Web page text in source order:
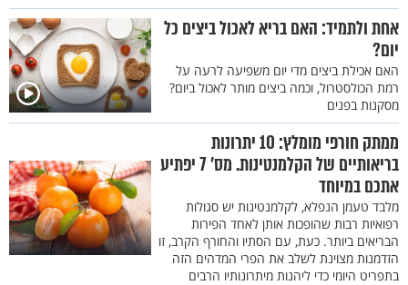
אחת ולתמיד: האם בריא לאכול ביצים כל
יום?
האם אכילת ביצים מדי יום משפיעה לרעה על
רמת הכולסטרול, וכמה ביצים מותר לאכול ביום?
מסקנות בפנים
ממתק חורפי מומלץ: 10 יתרונות
בריאותיים של הקלמנטינות. מס’ 7 יפתיע
אתכם במיוחד
מלבד טעמן הנפלא, לקלמנטינות יש סגולות
רפואיות רבות שהופכות אותן לאחד הפירות
הבריאים ביותר. כעת, עם הסתיו והחורף הקרב, זו
הזדמנות מצוינת לשלב את הפרי המדהים הזה
בתפריט היומי כדי ליהנות מיתרונותיו הרבים